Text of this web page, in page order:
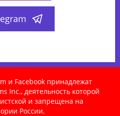
и Facebook принадлежат
Inc., деятельность которой
и запрещена на
России.